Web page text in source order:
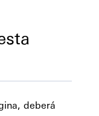
deberá